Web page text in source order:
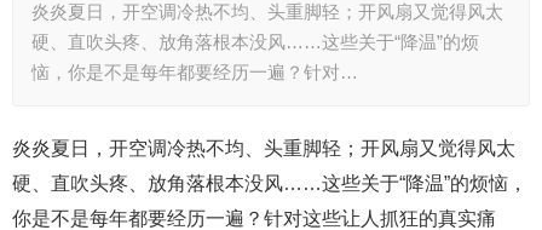
炎炎夏日，开空调冷热不均、头重脚轻；开风扇又觉得风太
硬、直吹头疼、放角落根本没风……这些关于“降温”的烦
恼，你是不是每年都要经历一遍？针对…
炎炎夏日，开空调冷热不均、头重脚轻；开风扇又觉得风太
硬、直吹头疼、放角落根本没风……这些关于“降温”的烦恼，
你是不是每年都要经历一遍？针对这些让人抓狂的真实痛